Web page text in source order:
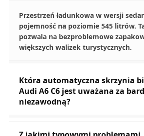
Przestrzeń ładunkowa w wersji
pojemność na poziomie 545 litrów.
pozwala na bezproblemowe
większych walizek turystycznych.
Która automatyczna skrzynia
Audi A6 C6 jest uważana za
niezawodną?